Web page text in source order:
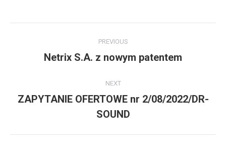
navigation
PREVIOUS
Previous
Netrix S.A. z nowym patentem
NEXT
Next
post:
ZAPYTANIE OFERTOWE nr 2/08/2022/DR-
SOUND